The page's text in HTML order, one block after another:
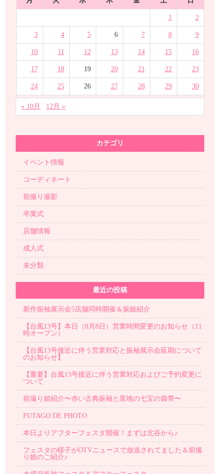
1 2
3 4 5 6 7 8 9
10 11 12 13 14 15 16
17 18 19 20 21 22 23
24 25 26 27 28 29 30
« 10月 12月 »
カテゴリ
イベント情報
コーディネート
前撮り撮影
卒業式
店舗情報
成人式
未分類
最近の投稿
新作振袖展示会5店舗同時開催＆振姫紹介
【台風13号】本日（8月8日）営業時間変更のお知らせ（11
時オープン）
【台風13号接近に伴う営業対応と振袖展示会延期について
のお知らせ】
【重要】台風13号接近に伴う営業対応およびご予約変更に
ついて
前撮り姫紹介〜赤い古典振袖と黒地の七宝の袋帯〜
FUTAGO DE PHOTO
本日よりアフターフェスタ開催！まずは北谷から♪
フェスタの様子がOTVニュースで放送されてました＆前撮
り姫のご紹介♪